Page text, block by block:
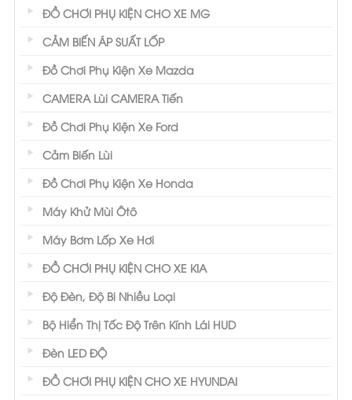
ĐỒ CHƠI PHỤ KIỆN CHO XE MG
CẢM BIẾN ÁP SUẤT LỐP
Đồ Chơi Phụ Kiện Xe Mazda
CAMERA Lùi CAMERA Tiến
Đồ Chơi Phụ Kiện Xe Ford
Cảm Biến Lùi
Đồ Chơi Phụ Kiện Xe Honda
Máy Khử Mùi Ôtô
Máy Bơm Lốp Xe Hơi
ĐỒ CHƠI PHỤ KIỆN CHO XE KIA
Độ Đèn, Độ Bi Nhiều Loại
Bộ Hiển Thị Tốc Độ Trên Kính Lái HUD
Đèn LED ĐỘ
ĐỒ CHƠI PHỤ KIỆN CHO XE HYUNDAI